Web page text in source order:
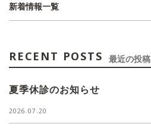
新着情報一覧
RECENT POSTS 最近の投稿
夏季休診のお知らせ
2026.07.20